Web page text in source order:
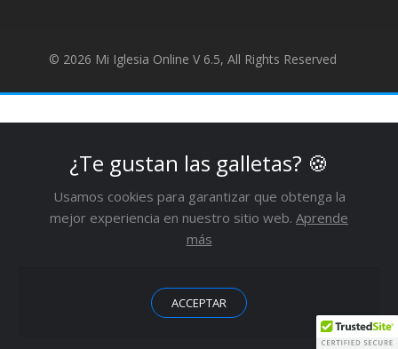
© 2026 Mi Iglesia Online V 6.5, All Rights Reserved
¿Te gustan las galletas? 🍪
Usamos cookies para garantizar que obtenga la
mejor experiencia en nuestro sitio web. Aprende
más
ACCEPTAR